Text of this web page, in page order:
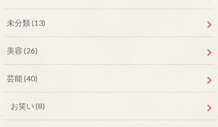
未分類(13)
美容 (26)
芸能(40)
お笑い (8)